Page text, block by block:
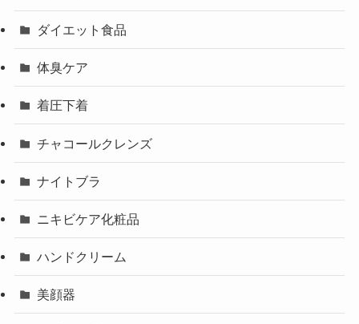
ダイエット食品
体臭ケア
着圧下着
チャコールクレンズ
ナイトブラ
ニキビケア化粧品
ハンドクリーム
美顔器